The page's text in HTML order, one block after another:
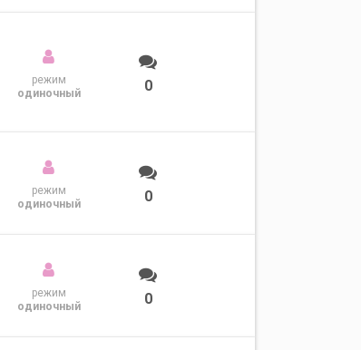
режим
одиночный
0
режим
одиночный
0
режим
одиночный
0